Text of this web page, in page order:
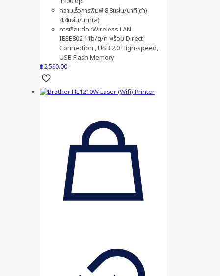
ความเร็วการพิมพ์ 8.8แผ่น/นาที(ดำ)
4.4แผ่น/นาที(สี)
การเชื่อมต่อ :Wireless LAN
IEEE802.11b/g/n พร้อม Direct
Connection , USB 2.0 High-speed,
USB Flash Memory
฿2,590.00